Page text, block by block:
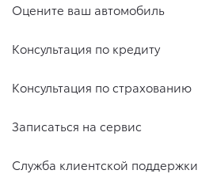
Оцените ваш автомобиль
Консультация по кредиту
Консультация по страхованию
Записаться на сервис
Служба клиентской поддержки